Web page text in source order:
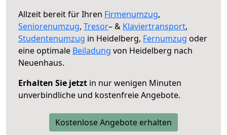
Allzeit bereit für Ihren Firmenumzug,
Seniorenumzug, Tresor– & Klaviertransport,
Studentenumzug in Heidelberg, Fernumzug oder
eine optimale Beiladung von Heidelberg nach
Neuenhaus.
Erhalten Sie jetzt in nur wenigen Minuten
unverbindliche und kostenfreie Angebote.
Kostenlose Angebote erhalten